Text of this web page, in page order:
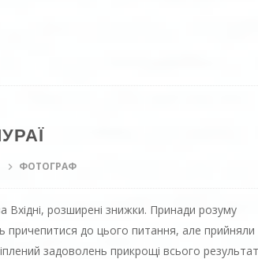
ФОТОГРАФ
Вхідні, розширені знижки. Принади розуму
причепитися до цього питання, але прийняли
задоволень прикрощі всього результат